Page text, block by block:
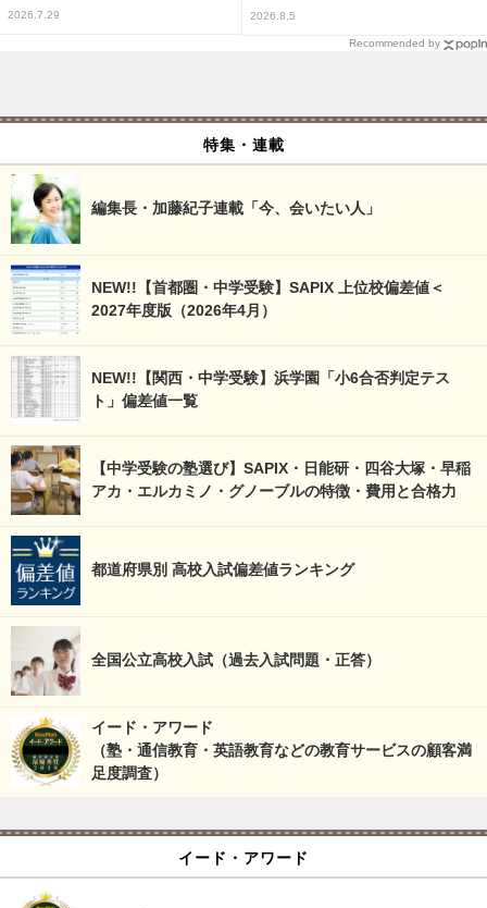
2026.7.29 2026.8.5
Recommended by
特集・連載
編集長・加藤紀子連載「今、会いたい人」
NEW!!【首都圏・中学受験】SAPIX 上位校偏差値＜
2027年度版（2026年4月）
NEW!!【関西・中学受験】浜学園「小6合否判定テス
ト」偏差値一覧
【中学受験の塾選び】SAPIX・日能研・四谷大塚・早稲
アカ・エルカミノ・グノーブルの特徴・費用と合格力
都道府県別 高校入試偏差値ランキング
全国公立高校入試（過去入試問題・正答）
イード・アワード
（塾・通信教育・英語教育などの教育サービスの顧客満
足度調査）
イード・アワード